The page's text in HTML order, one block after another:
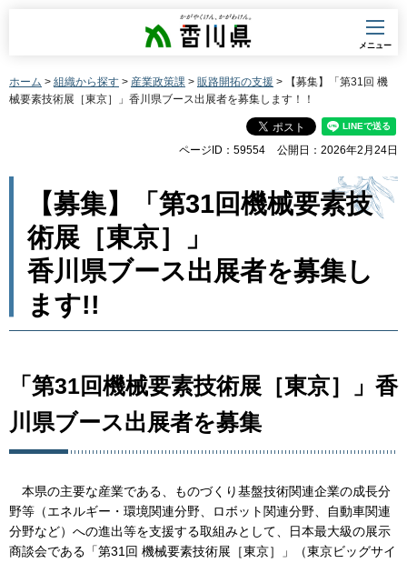
香川県
メニュー
ホーム > 組織から探す > 産業政策課 > 販路開拓の支援 > 【募集】「第31回 機
械要素技術展［東京］」香川県ブース出展者を募集します！！
ページID：59554 公開日：2026年2月24日
【募集】「第31回機械要素技
術展［東京］」
香川県ブース出展者を募集し
ます!!
「第31回機械要素技術展［東京］」香
川県ブース出展者を募集
本県の主要な産業である、ものづくり基盤技術関連企業の成長分
野等（エネルギー・環境関連分野、ロボット関連分野、自動車関連
分野など）への進出等を支援する取組みとして、日本最大級の展示
商談会である「第31回 機械要素技術展［東京］」（東京ビッグサイ